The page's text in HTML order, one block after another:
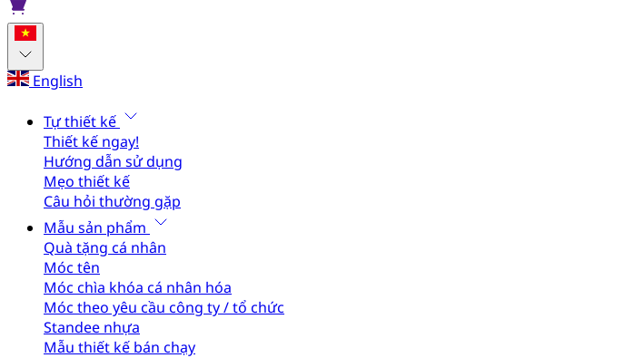
English
Tự thiết kế
Thiết kế ngay!
Hướng dẫn sử dụng
Mẹo thiết kế
Câu hỏi thường gặp
Mẫu sản phẩm
Quà tặng cá nhân
Móc tên
Móc chìa khóa cá nhân hóa
Móc theo yêu cầu công ty / tổ chức
Standee nhựa
Mẫu thiết kế bán chạy